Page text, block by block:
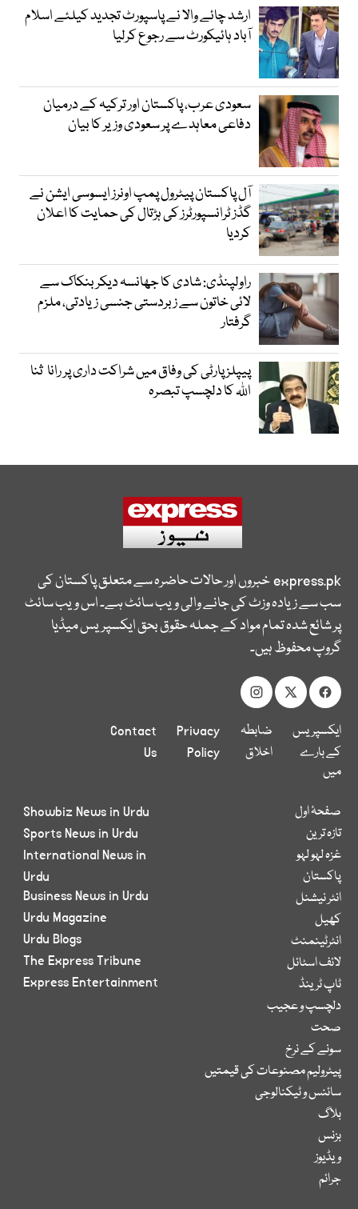
ارشد چائے والا نے پاسپورٹ تجدید کیلئے اسلام
آباد ہائیکورٹ سے رجوع کرلیا
سعودی عرب، پاکستان اور ترکیہ کے درمیان
دفاعی معاہدے پر سعودی وزیر کا بیان
آل پاکستان پیٹرول پمپ اونرز ایسوسی ایشن نے
گڈز ٹرانسپورٹرز کی ہڑتال کی حمایت کا اعلان
کردیا
راولپنڈی: شادی کا جھانسہ دیکر بنکاک سے
لائی خاتون سے زبردستی جنسی زیادتی، ملزم
گرفتار
پیپلز پارٹی کی وفاق میں شراکت داری پر رانا ثنا
اللہ کا دلچسپ تبصرہ
express.pkخبروں اور حالات حاضرہ سے متعلق پاکستان کی
سب سے زیادہ وزٹ کی جانے والی ویب سائٹ ہے۔ اس ویب سائٹ
پر شائع شدہ تمام مواد کے جملہ حقوق بحق ایکسپریس میڈیا
گروپ محفوظ ہیں۔
ایکسپریس
کے بارے
میں
ضابطہ
اخلاق
Privacy
Policy
Contact
Us
صفحۂ اول
تازہ ترین
غزہ لہو لہو
پاکستان
انٹر نیشنل
کھیل
انٹرٹینمنٹ
لائف اسٹائل
ٹاپ ٹرینڈ
دلچسپ و عجیب
صحت
سونے کے نرخ
پیٹرولیم مصنوعات کی قیمتیں
سائنس و ٹیکنالوجی
بلاگ
بزنس
ویڈیوز
جرائم
Showbiz News in Urdu
Sports News in Urdu
International News in
Urdu
Business News in Urdu
Urdu Magazine
Urdu Blogs
The Express Tribune
Express Entertainment